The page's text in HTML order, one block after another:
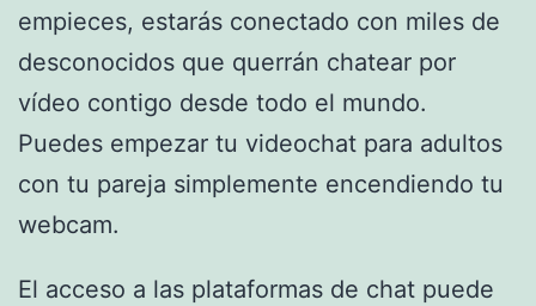
empieces, estarás conectado con miles de
desconocidos que querrán chatear por
vídeo contigo desde todo el mundo.
Puedes empezar tu videochat para adultos
con tu pareja simplemente encendiendo tu
webcam.
El acceso a las plataformas de chat puede